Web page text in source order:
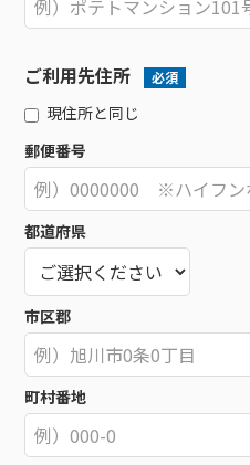
ご利用先住所 必須
現住所と同じ
郵便番号
都道府県
市区郡
町村番地